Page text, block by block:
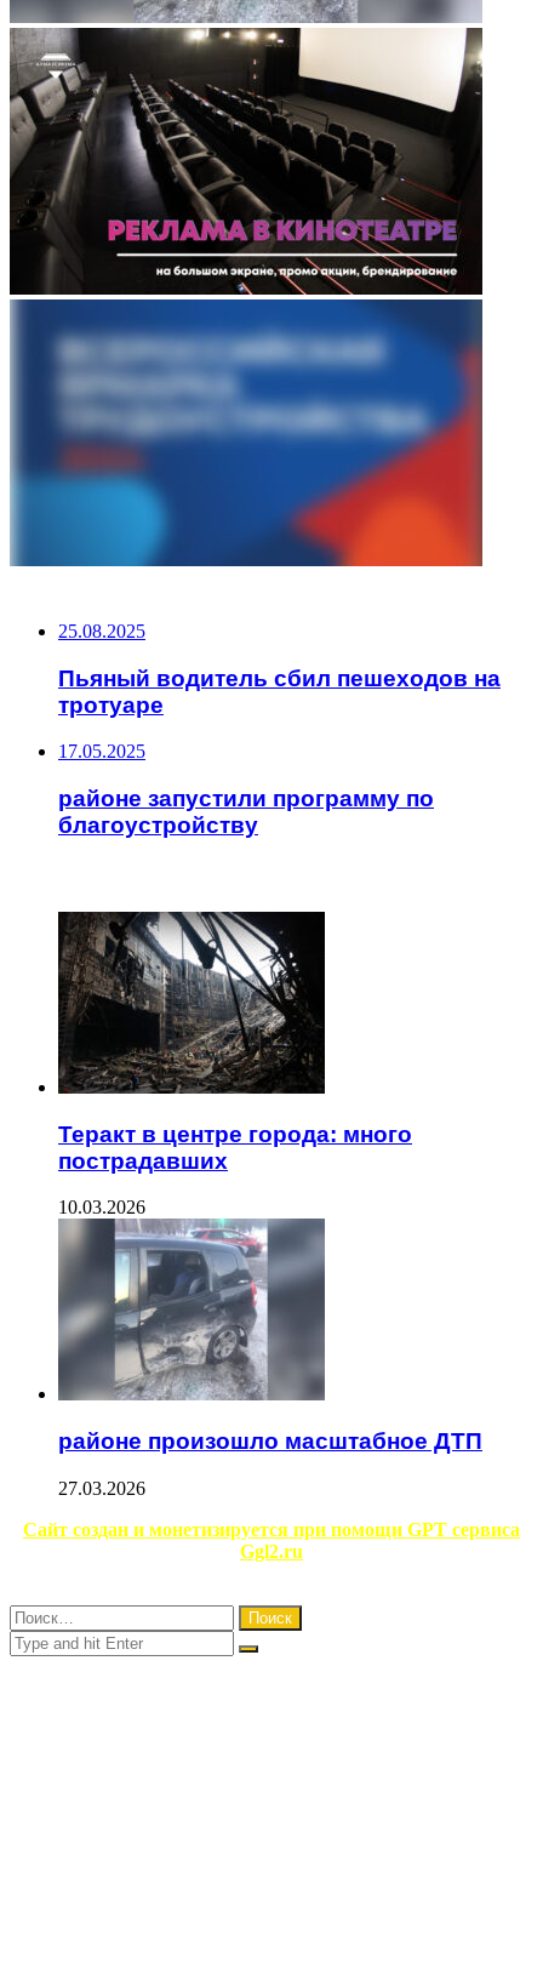
25.08.2025
Пьяный водитель сбил пешеходов на
тротуаре
17.05.2025
районе запустили программу по
благоустройству
Теракт в центре города: много
пострадавших
10.03.2026
районе произошло масштабное ДТП
27.03.2026
Facebook
Twitter
WhatsApp
Telegram
Сайт создан и монетизируется при помощи GPT сервиса
Ggl2.ru
Close
Найти:
Close
Search